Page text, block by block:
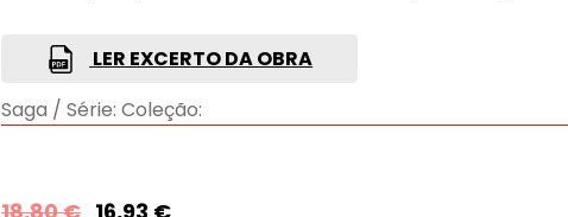
LER EXCERTO DA OBRA
Saga / Série: Coleção: